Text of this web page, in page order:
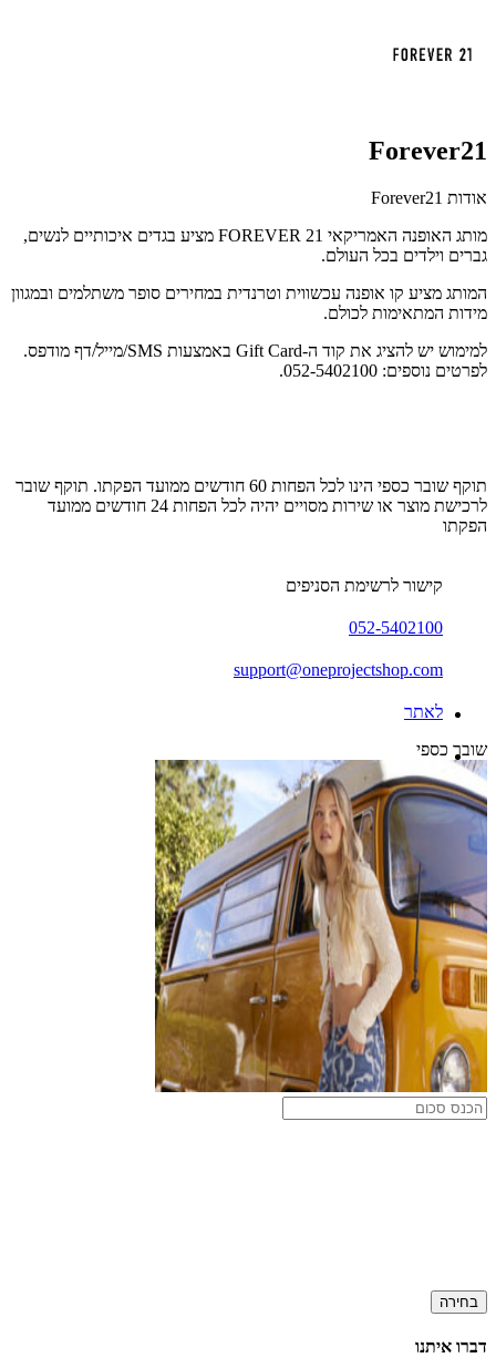
Forever21
אודות Forever21
מותג האופנה האמריקאי FOREVER 21 מציע בגדים איכותיים לנשים,
גברים וילדים בכל העולם.
המותג מציע קו אופנה עכשווית וטרנדית במחירים סופר משתלמים ובמגוון
מידות המתאימות לכולם.
למימוש יש להציג את קוד ה-Gift Card באמצעות SMS/מייל/דף מודפס.
לפרטים נוספים: 052-5402100.
תוקף שובר כספי הינו לכל הפחות 60 חודשים ממועד הפקתו. תוקף שובר
לרכישת מוצר או שירות מסויים יהיה לכל הפחות 24 חודשים ממועד
הפקתו
קישור לרשימת הסניפים
052-5402100
support@oneprojectshop.com
לאתר
שובר כספי
בחירה
דברו איתנו